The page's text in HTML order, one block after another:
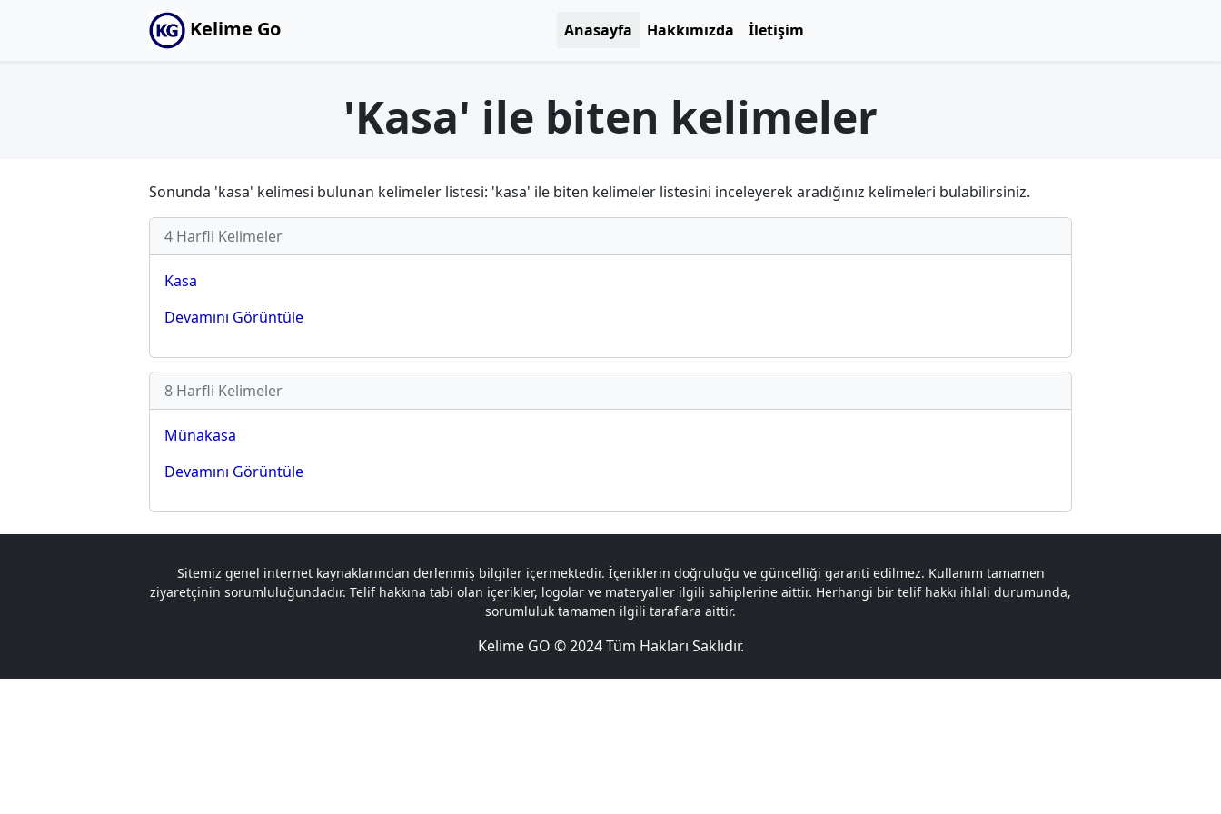
Kelime Go Anasayfa Hakkımızda İletişim
'Kasa' ile biten kelimeler
Sonunda 'kasa' kelimesi bulunan kelimeler listesi: 'kasa' ile biten kelimeler listesini inceleyerek aradığınız kelimeleri bulabilirsiniz.
4 Harfli Kelimeler
Kasa
Devamını Görüntüle
8 Harfli Kelimeler
Münakasa
Devamını Görüntüle
Sitemiz genel internet kaynaklarından derlenmiş bilgiler içermektedir. İçeriklerin doğruluğu ve güncelliği garanti edilmez. Kullanım tamamen
ziyaretçinin sorumluluğundadır. Telif hakkına tabi olan içerikler, logolar ve materyaller ilgili sahiplerine aittir. Herhangi bir telif hakkı ihlali durumunda,
sorumluluk tamamen ilgili taraflara aittir.
Kelime GO © 2024 Tüm Hakları Saklıdır.